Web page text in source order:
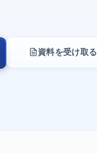
資料を受け取る